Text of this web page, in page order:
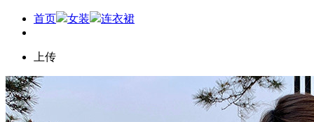
首页 女装 连衣裙
上传